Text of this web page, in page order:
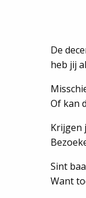
De
heb jij
Of kan
Krijgen
Sint
Want